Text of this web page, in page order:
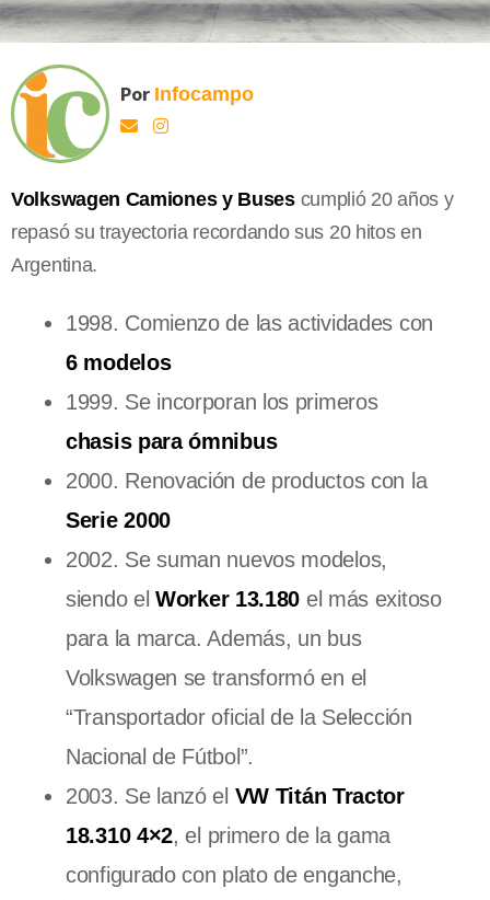
Por Infocampo
Volkswagen Camiones y Busescumplió 20 años y
repasó su trayectoria recordando sus 20 hitos en
Argentina.
1998. Comienzo de las actividades con
6 modelos
1999. Se incorporan los primeros
chasis para ómnibus
2000. Renovación de productos con la
Serie 2000
2002. Se suman nuevos modelos,
siendo el Worker 13.180 el más exitoso
para la marca. Además, un bus
Volkswagen se transformó en el
“Transportador oficial de la Selección
Nacional de Fútbol”.
2003. Se lanzó el VW Titán Tractor
18.310 4×2, el primero de la gama
configurado con plato de enganche,